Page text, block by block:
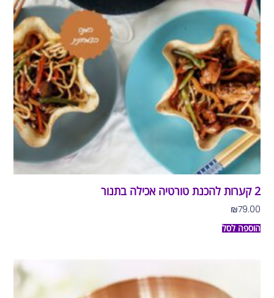
2 קערות להכנת טורטיה אכילה בתנור
₪79.00
הוספה לסל